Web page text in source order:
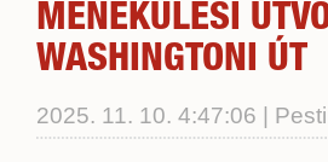
MENEKÜLÉSI
WASHINGTONI ÚT
2025. 11. 10. 4:47:06 |